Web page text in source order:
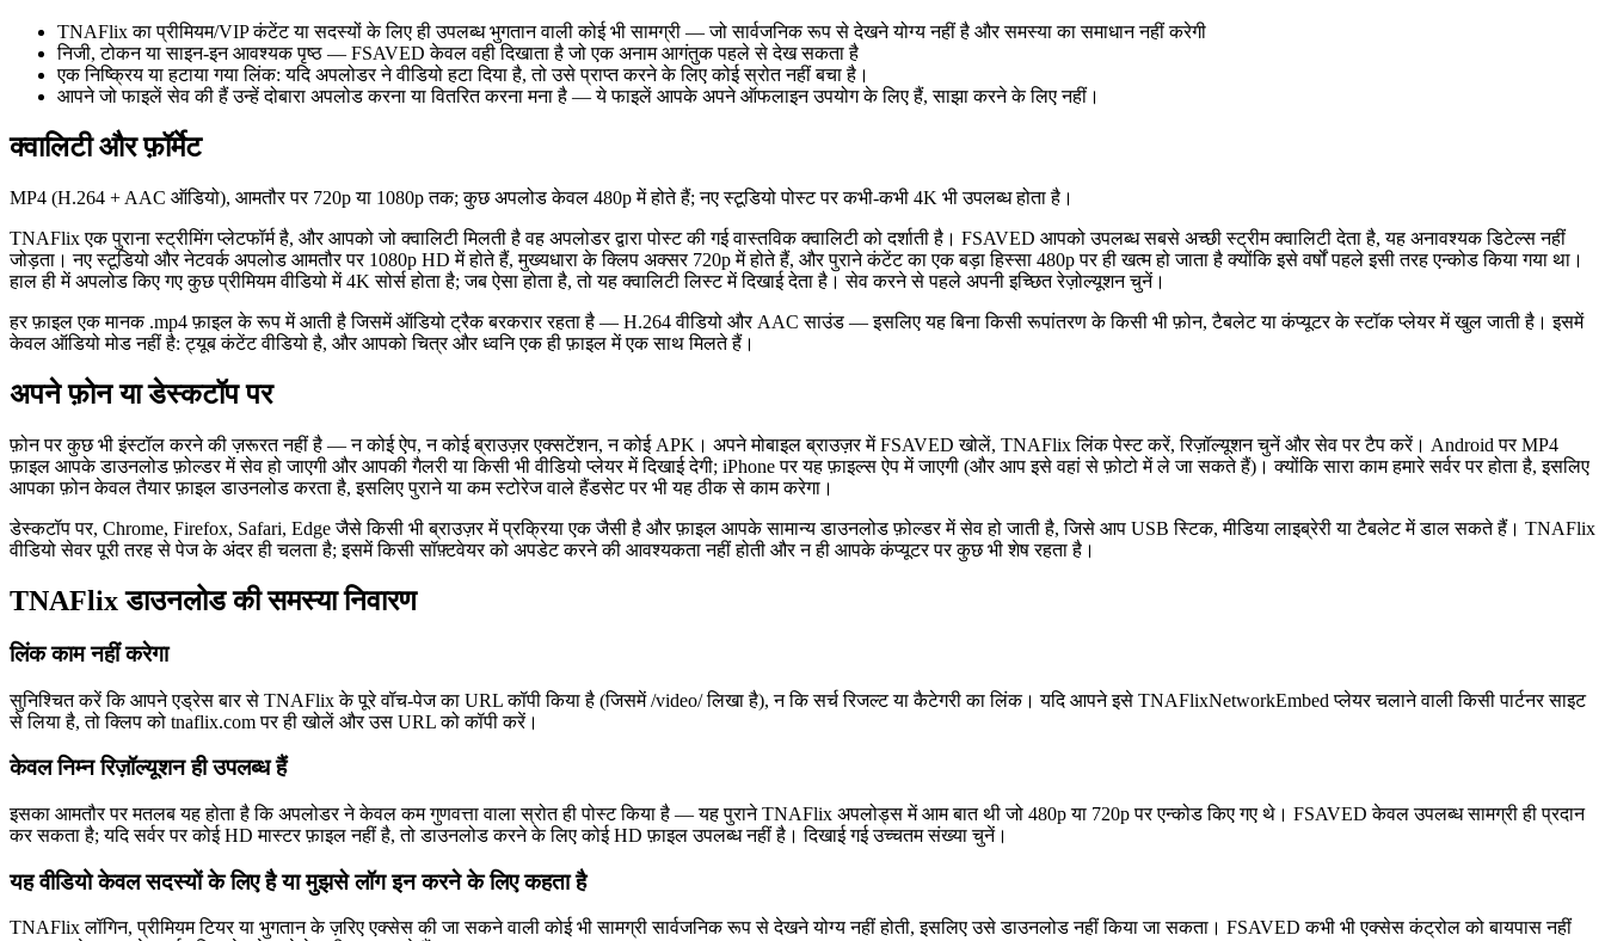
TNAFlix का प्रीमियम/VIP कंटेंट या सदस्यों के लिए ही उपलब्ध भुगतान वाली कोई भी सामग्री — जो सार्वजनिक रूप से देखने योग्य नहीं है और समस्या का समाधान नहीं करेगी
निजी, टोकन या साइन-इन आवश्यक पृष्ठ — FSAVED केवल वही दिखाता है जो एक अनाम आगंतुक पहले से देख सकता है
एक निष्क्रिय या हटाया गया लिंक: यदि अपलोडर ने वीडियो हटा दिया है, तो उसे प्राप्त करने के लिए कोई स्रोत नहीं बचा है।
आपने जो फाइलें सेव की हैं उन्हें दोबारा अपलोड करना या वितरित करना मना है — ये फाइलें आपके अपने ऑफलाइन उपयोग के लिए हैं, साझा करने के लिए नहीं।
क्वालिटी और फ़ॉर्मेट
MP4 (H.264 + AAC ऑडियो), आमतौर पर 720p या 1080p तक; कुछ अपलोड केवल 480p में होते हैं; नए स्टूडियो पोस्ट पर कभी-कभी 4K भी उपलब्ध होता है।
TNAFlix एक पुराना स्ट्रीमिंग प्लेटफॉर्म है, और आपको जो क्वालिटी मिलती है वह अपलोडर द्वारा पोस्ट की गई वास्तविक क्वालिटी को दर्शाती है। FSAVED आपको उपलब्ध सबसे अच्छी स्ट्रीम क्वालिटी देता है, यह अनावश्यक डिटेल्स नहीं
जोड़ता। नए स्टूडियो और नेटवर्क अपलोड आमतौर पर 1080p HD में होते हैं, मुख्यधारा के क्लिप अक्सर 720p में होते हैं, और पुराने कंटेंट का एक बड़ा हिस्सा 480p पर ही खत्म हो जाता है क्योंकि इसे वर्षों पहले इसी तरह एन्कोड किया गया था।
हाल ही में अपलोड किए गए कुछ प्रीमियम वीडियो में 4K सोर्स होता है; जब ऐसा होता है, तो यह क्वालिटी लिस्ट में दिखाई देता है। सेव करने से पहले अपनी इच्छित रेज़ोल्यूशन चुनें।
हर फ़ाइल एक मानक .mp4 फ़ाइल के रूप में आती है जिसमें ऑडियो ट्रैक बरकरार रहता है — H.264 वीडियो और AAC साउंड — इसलिए यह बिना किसी रूपांतरण के किसी भी फ़ोन, टैबलेट या कंप्यूटर के स्टॉक प्लेयर में खुल जाती है। इसमें
केवल ऑडियो मोड नहीं है: ट्यूब कंटेंट वीडियो है, और आपको चित्र और ध्वनि एक ही फ़ाइल में एक साथ मिलते हैं।
अपने फ़ोन या डेस्कटॉप पर
फ़ोन पर कुछ भी इंस्टॉल करने की ज़रूरत नहीं है — न कोई ऐप, न कोई ब्राउज़र एक्सटेंशन, न कोई APK। अपने मोबाइल ब्राउज़र में FSAVED खोलें, TNAFlix लिंक पेस्ट करें, रिज़ॉल्यूशन चुनें और सेव पर टैप करें। Android पर MP4
फ़ाइल आपके डाउनलोड फ़ोल्डर में सेव हो जाएगी और आपकी गैलरी या किसी भी वीडियो प्लेयर में दिखाई देगी; iPhone पर यह फ़ाइल्स ऐप में जाएगी (और आप इसे वहां से फ़ोटो में ले जा सकते हैं)। क्योंकि सारा काम हमारे सर्वर पर होता है, इसलिए
आपका फ़ोन केवल तैयार फ़ाइल डाउनलोड करता है, इसलिए पुराने या कम स्टोरेज वाले हैंडसेट पर भी यह ठीक से काम करेगा।
डेस्कटॉप पर, Chrome, Firefox, Safari, Edge जैसे किसी भी ब्राउज़र में प्रक्रिया एक जैसी है और फ़ाइल आपके सामान्य डाउनलोड फ़ोल्डर में सेव हो जाती है, जिसे आप USB स्टिक, मीडिया लाइब्रेरी या टैबलेट में डाल सकते हैं। TNAFlix
वीडियो सेवर पूरी तरह से पेज के अंदर ही चलता है; इसमें किसी सॉफ़्टवेयर को अपडेट करने की आवश्यकता नहीं होती और न ही आपके कंप्यूटर पर कुछ भी शेष रहता है।
TNAFlix डाउनलोड की समस्या निवारण
लिंक काम नहीं करेगा
सुनिश्चित करें कि आपने एड्रेस बार से TNAFlix के पूरे वॉच-पेज का URL कॉपी किया है (जिसमें /video/ लिखा है), न कि सर्च रिजल्ट या कैटेगरी का लिंक। यदि आपने इसे TNAFlixNetworkEmbed प्लेयर चलाने वाली किसी पार्टनर साइट
से लिया है, तो क्लिप को tnaflix.com पर ही खोलें और उस URL को कॉपी करें।
केवल निम्न रिज़ॉल्यूशन ही उपलब्ध हैं
इसका आमतौर पर मतलब यह होता है कि अपलोडर ने केवल कम गुणवत्ता वाला स्रोत ही पोस्ट किया है — यह पुराने TNAFlix अपलोड्स में आम बात थी जो 480p या 720p पर एन्कोड किए गए थे। FSAVED केवल उपलब्ध सामग्री ही प्रदान
कर सकता है; यदि सर्वर पर कोई HD मास्टर फ़ाइल नहीं है, तो डाउनलोड करने के लिए कोई HD फ़ाइल उपलब्ध नहीं है। दिखाई गई उच्चतम संख्या चुनें।
यह वीडियो केवल सदस्यों के लिए है या मुझसे लॉग इन करने के लिए कहता है
TNAFlix लॉगिन, प्रीमियम टियर या भुगतान के ज़रिए एक्सेस की जा सकने वाली कोई भी सामग्री सार्वजनिक रूप से देखने योग्य नहीं होती, इसलिए उसे डाउनलोड नहीं किया जा सकता। FSAVED कभी भी एक्सेस कंट्रोल को बायपास नहीं